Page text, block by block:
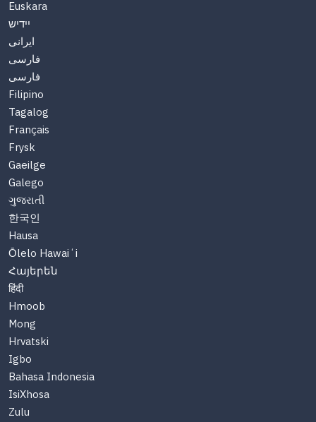
Euskara
יידיש
ایرانی
فارسی
فارسی
Filipino
Tagalog
Français
Frysk
Gaeilge
Galego
ગુજરાતી
한국인
Hausa
Ōlelo Hawaiʻi
Հայերեն
हिंदी
Hmoob
Mong
Hrvatski
Igbo
Bahasa Indonesia
IsiXhosa
Zulu